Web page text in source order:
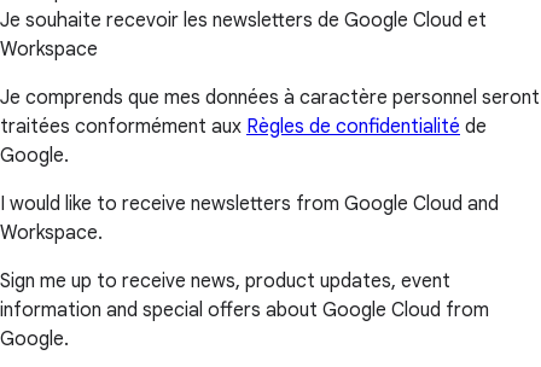
Je souhaite recevoir les newsletters de Google Cloud et
Workspace
Je comprends que mes données à caractère personnel seront
traitées conformément aux Règles de confidentialité de
Google.
I would like to receive newsletters from Google Cloud and
Workspace.
Sign me up to receive news, product updates, event
information and special offers about Google Cloud from
Google.